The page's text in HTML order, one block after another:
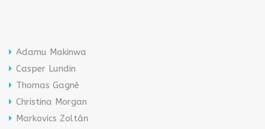
Adamu Makinwa
Casper Lundin
Thomas Gagné
Christina Morgan
Markovics Zoltán